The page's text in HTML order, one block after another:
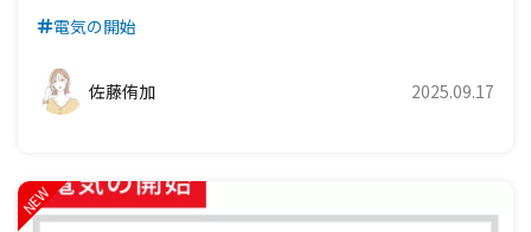
電気の開始
佐藤侑加 2025.09.17